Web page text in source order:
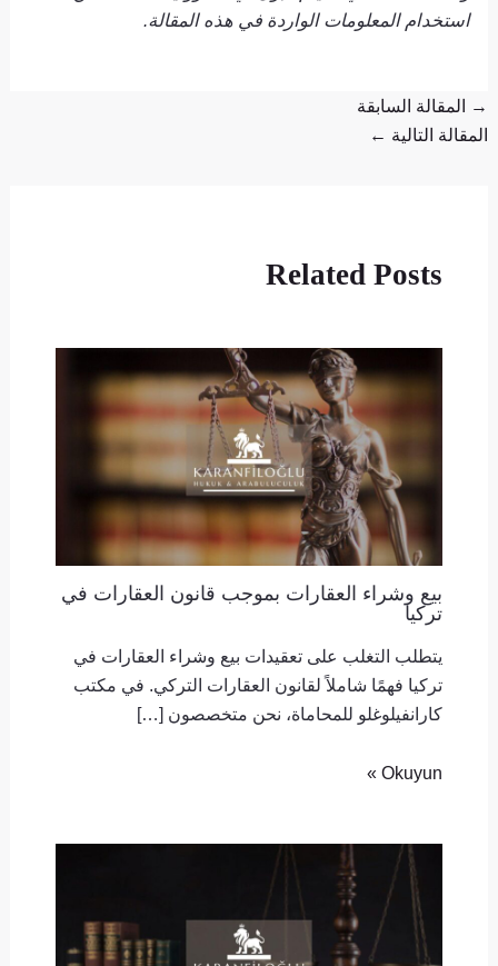
استخدام المعلومات الواردة في هذه المقالة.
→ المقالة السابقة
المقالة التالية ←
Related Posts
بيع وشراء العقارات بموجب قانون العقارات في
تركيا
يتطلب التغلب على تعقيدات بيع وشراء العقارات في
تركيا فهمًا شاملاً لقانون العقارات التركي. في مكتب
كارانفيلوغلو للمحاماة، نحن متخصصون […]
Okuyun »